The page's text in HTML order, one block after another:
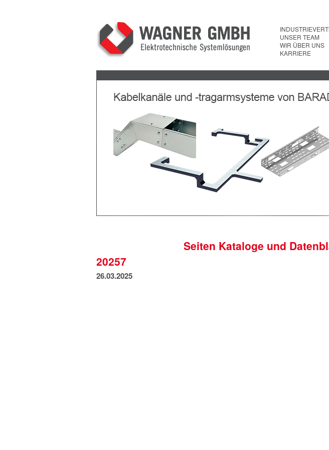
UNSER TEAM
WIR ÜBER UNS
KARRIERE
Next
Seiten Kataloge und
20257
26.03.2025